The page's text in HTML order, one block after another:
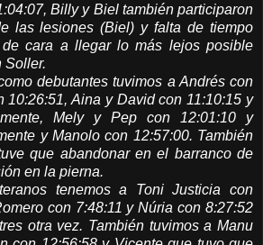
Billy y Biel también participaron
las lesiones (Biel) y falta de tiempo
cara a llegar lo más lejos posible
Soller.
debutantes tuvimos a Andrés con
10:26:51, Aina y David con 11:10:15 y
Mely y Pep con 12:01:10 y
y Manolo con 12:57:00. También
que abandonar en el barranco de
en la pierna.
tenemos a Toni Justicia con
con 7:48:11 y Núria con 8:27:52
otra vez. También tuvimos a Manu